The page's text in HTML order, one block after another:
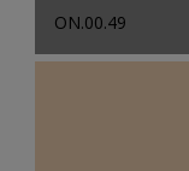
ON.00.49